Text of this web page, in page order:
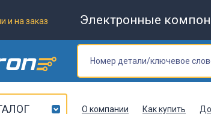
и на заказ Электронные
О компании Как купить